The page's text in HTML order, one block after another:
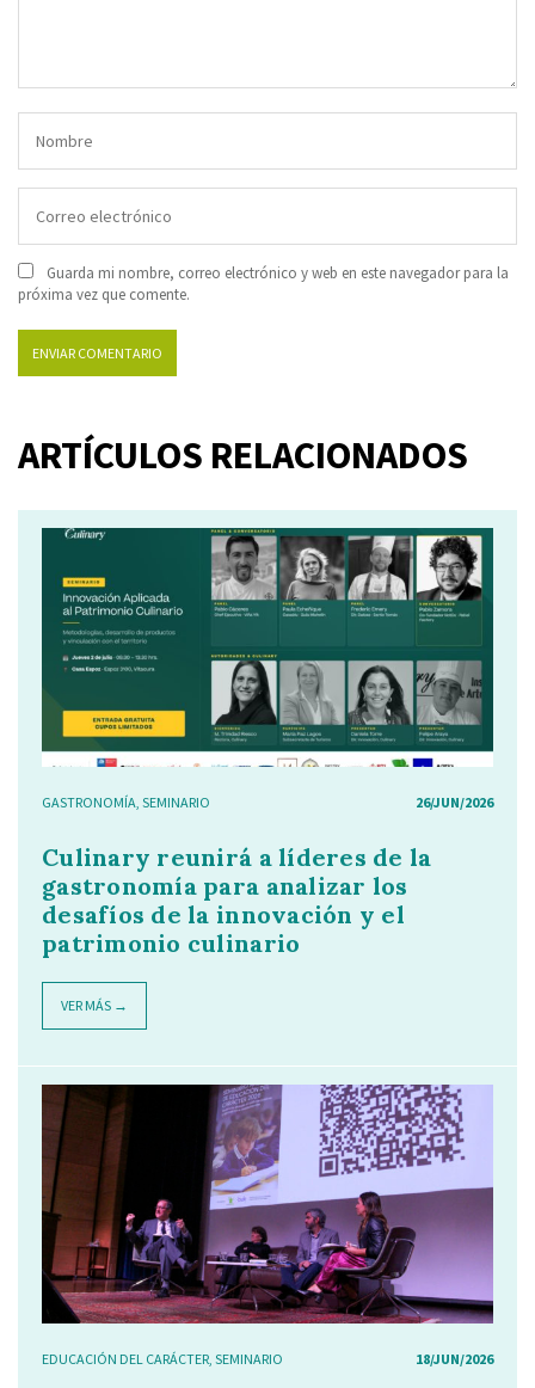
Guarda mi nombre, correo electrónico y web en este navegador para la
próxima vez que comente.
ARTÍCULOS RELACIONADOS
GASTRONOMÍA, SEMINARIO 26/JUN/2026
Culinary reunirá a líderes de la
gastronomía para analizar los
desafíos de la innovación y el
patrimonio culinario
VER MÁS →
EDUCACIÓN DEL CARÁCTER, SEMINARIO 18/JUN/2026